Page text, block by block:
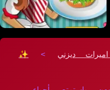
ديزني >
✨